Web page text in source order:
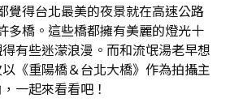
覺得台北最美的夜景就在高速公路
多橋。這些橋都擁有美麗的燈光十
有些迷濛浪漫。而和流氓湯老早想
《重陽橋＆台北大橋》作為拍攝主
一起來看看吧！